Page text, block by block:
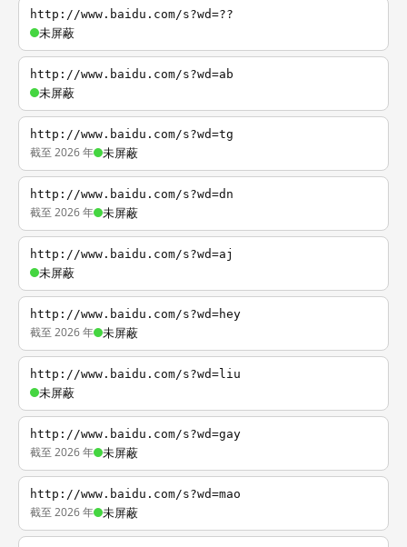
http://www.baidu.com/s?wd=??
未屏蔽
http://www.baidu.com/s?wd=ab
未屏蔽
http://www.baidu.com/s?wd=tg
截至 2026 年 未屏蔽
http://www.baidu.com/s?wd=dn
截至 2026 年 未屏蔽
http://www.baidu.com/s?wd=aj
未屏蔽
http://www.baidu.com/s?wd=hey
截至 2026 年 未屏蔽
http://www.baidu.com/s?wd=liu
未屏蔽
http://www.baidu.com/s?wd=gay
截至 2026 年 未屏蔽
http://www.baidu.com/s?wd=mao
截至 2026 年 未屏蔽